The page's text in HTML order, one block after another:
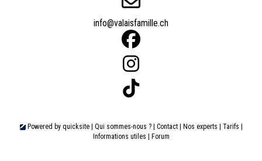
info@valaisfamille.ch
Powered by quicksite Qui sommes-nous ?| Contact| Nos experts Tarifs
Informations utiles
Forum